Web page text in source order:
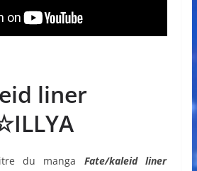
liner
du manga Fate/kaleid liner